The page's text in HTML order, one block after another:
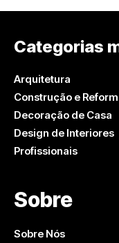
Categorias
Arquitetura
Construção e
Decoração de Casa
Design de Interiores
Profissionais
Sobre
Sobre Nós